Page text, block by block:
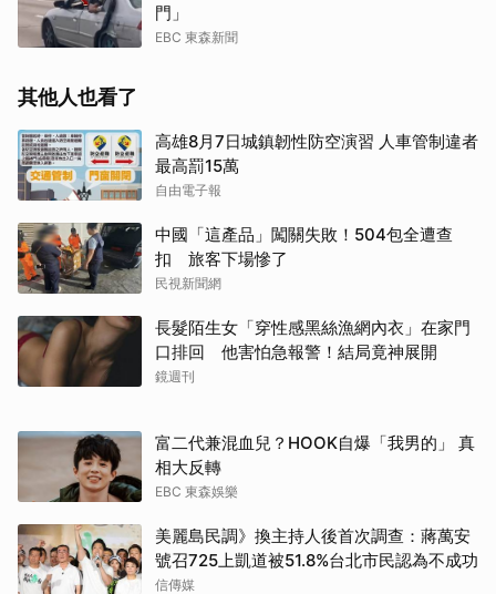
門」
EBC 東森新聞
其他人也看了
高雄8月7日城鎮韌性防空演習 人車管制違者
最高罰15萬
自由電子報
中國「這產品」闖關失敗！504包全遭查
扣 旅客下場慘了
民視新聞網
長髮陌生女「穿性感黑絲漁網內衣」在家門
口排回 他害怕急報警！結局竟神展開
鏡週刊
富二代兼混血兒？HOOK自爆「我男的」 真
相大反轉
EBC 東森娛樂
美麗島民調》換主持人後首次調查：蔣萬安
號召725上凱道被51.8%台北市民認為不成功
信傳媒